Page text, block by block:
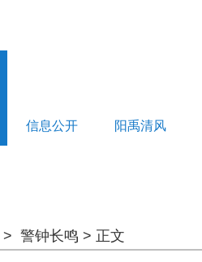
信息公开 阳禹清风
> 警钟长鸣 > 正文